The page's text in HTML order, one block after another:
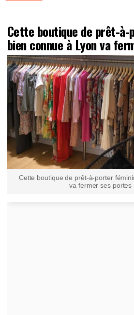
Cette boutique de prêt-
bien connue à Lyon va
Cette boutique de prêt-à-porter
va fermer ses portes